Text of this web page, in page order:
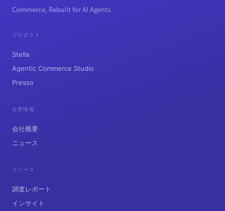
Commerce, Rebuilt for AI Agents.
プロダクト
Stella
Agentic Commerce Studio
Presso
企業情報
会社概要
ニュース
リソース
調査レポート
インサイト